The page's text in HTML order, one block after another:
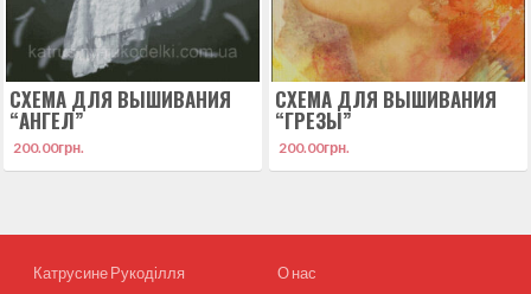
СХЕМА ДЛЯ ВЫШИВАНИЯ
“АНГЕЛ”
200.00грн.
СХЕМА ДЛЯ ВЫШИВАНИЯ
“ГРЕЗЫ”
200.00грн.
Катрусине Рукоділля
О нас